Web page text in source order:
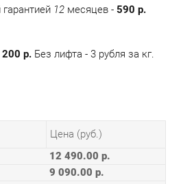
200 р.
Без лифта - 3 рубля за кг.
9 090.00 р.